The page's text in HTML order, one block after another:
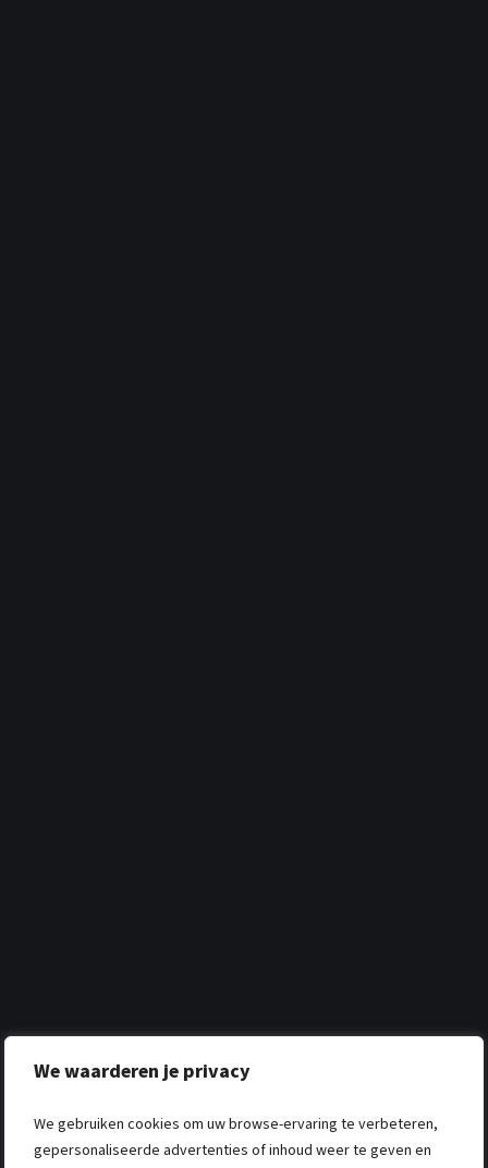
We waarderen je privacy
We gebruiken cookies om uw browse-ervaring te verbeteren,
gepersonaliseerde advertenties of inhoud weer te geven en